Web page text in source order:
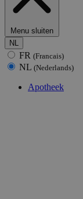
Menu sluiten
NL
FR (Francais)
NL (Nederlands)
Apotheek